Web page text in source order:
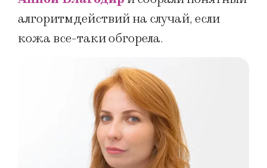
алгоритм действий на случай, если
кожа все-таки обгорела.